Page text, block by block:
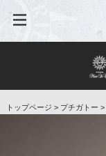
トップページ > プチガトー >